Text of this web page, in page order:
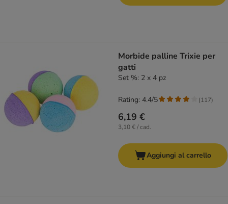
Morbide palline Trixie per
gatti
Set %: 2 x 4 pz
6,19 €
3,10 € / cad.
Rating: 4.4/5 (117)
Aggiungi al carrello